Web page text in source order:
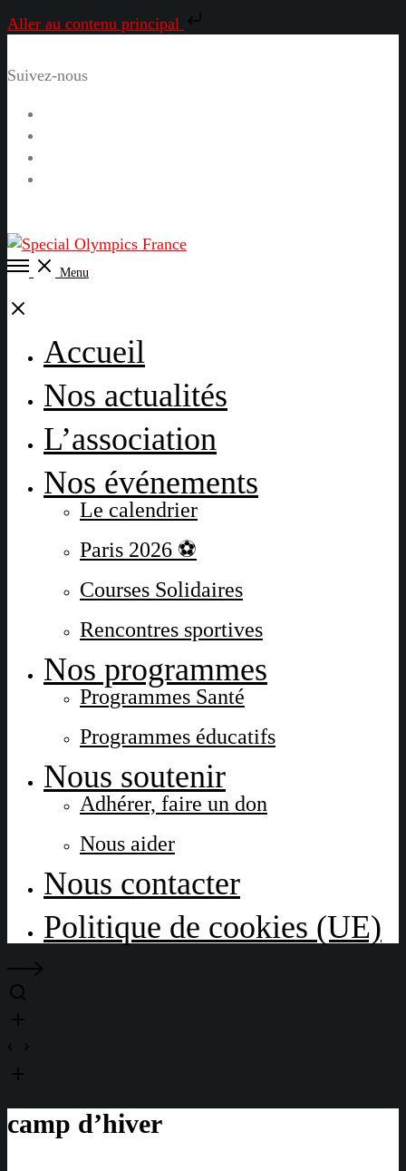
Aller au contenu principal
Suivez-nous
Open
Menu
Close
Accueil
Nos actualités
L’association
Nos événements
Le calendrier
Paris 2026 ⚽
Courses Solidaires
Rencontres sportives
Nos programmes
Programmes Santé
Programmes éducatifs
Nous soutenir
Adhérer, faire un don
Nous aider
Nous contacter
Politique de cookies (UE)
camp d’hiver